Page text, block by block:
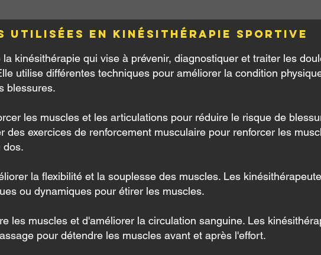
utilisées en kinésithérapie sportive
kinésithérapie qui vise à prévenir, diagnostiquer et traiter les
utilise différentes techniques pour améliorer la condition
blessures.
les muscles et les articulations pour réduire le risque de
exercices de renforcement musculaire pour renforcer les
dos.
la flexibilité et la souplesse des muscles. Les
ou dynamiques pour étirer les muscles.
les muscles et d'améliorer la circulation sanguine. Les
pour détendre les muscles avant et après l'effort.